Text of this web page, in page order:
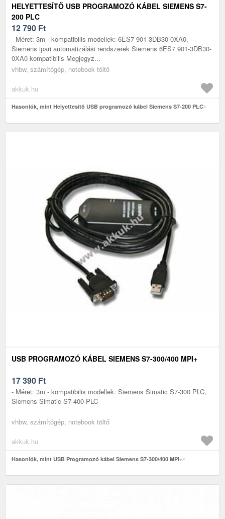
HELYETTESÍTŐ USB PROGRAMOZÓ KÁBEL SIEMENS S7-
200 PLC
12 790 Ft
- Méret: 3m - kompatibilis modellek: 6ES7 901-3DB30-0XA0,
Siemens ipari automatizálási rendszerek Siemens 6ES7 901-3DB30-
0XA0 kompatibilis Megjegyz...
vhbw, számítógép, notebook töltő
akkuk.hu
Hasonlók, mint Helyettesítő USB programozó kábel Siemens S7-200 PLC
USB PROGRAMOZÓ KÁBEL SIEMENS S7-300/400 MPI+
17 390 Ft
- Méret: 3m - kompatibilis modellek: Siemens Simatic S7-300 PLC,
Siemens Simatic S7-400 PLC
vhbw, számítógép, notebook töltő
akkuk.hu
Hasonlók, mint USB Programozó kábel Siemens S7-300/400 MPI+